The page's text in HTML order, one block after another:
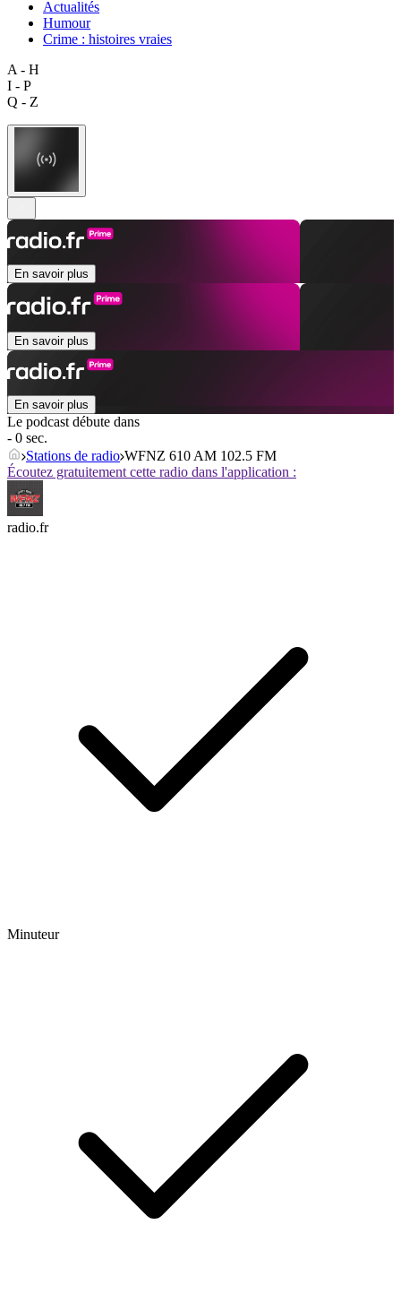
Actualités
Humour
Crime : histoires vraies
A - H
I - P
Q - Z
En savoir plus
En savoir plus
En savoir plus
Le podcast débute dans
- 0 sec.
Stations de radio WFNZ 610 AM 102.5 FM
Écoutez gratuitement cette radio dans l'application :
radio.fr
Minuteur